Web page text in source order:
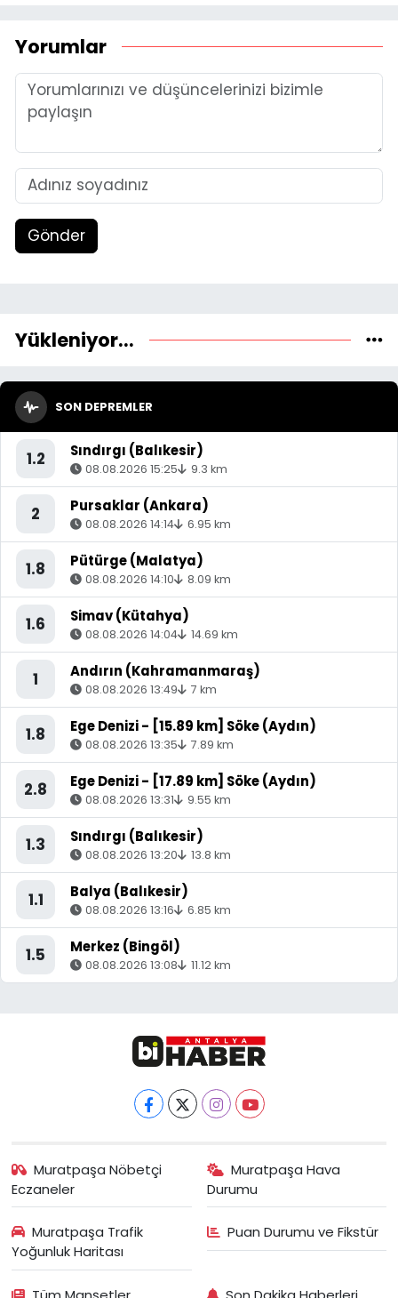
Yorumlar
Gönder
Yükleniyor...
SON DEPREMLER
1.2 Sındırgı (Balıkesir)
08.08.2026 15:25 9.3 km
2 Pursaklar (Ankara)
08.08.2026 14:14 6.95 km
1.8 Pütürge (Malatya)
08.08.2026 14:10 8.09 km
1.6 Simav (Kütahya)
08.08.2026 14:04 14.69 km
1 Andırın (Kahramanmaraş)
08.08.2026 13:49 7 km
1.8 Ege Denizi - [15.89 km] Söke (Aydın)
08.08.2026 13:35 7.89 km
2.8 Ege Denizi - [17.89 km] Söke (Aydın)
08.08.2026 13:31 9.55 km
1.3 Sındırgı (Balıkesir)
08.08.2026 13:20 13.8 km
1.1 Balya (Balıkesir)
08.08.2026 13:16 6.85 km
1.5 Merkez (Bingöl)
08.08.2026 13:08 11.12 km
Muratpaşa Nöbetçi
Eczaneler
Muratpaşa Hava
Durumu
Muratpaşa Trafik
Yoğunluk Haritası
Puan Durumu ve Fikstür